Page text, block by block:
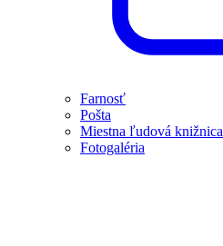
Farnosť
Pošta
Miestna ľudová knižnica
Fotogaléria